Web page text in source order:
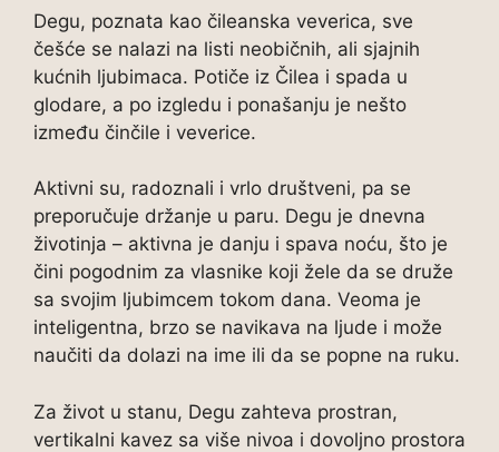
Degu, poznata kao čileanska veverica, sve
češće se nalazi na listi neobičnih, ali sjajnih
kućnih ljubimaca. Potiče iz Čilea i spada u
glodare, a po izgledu i ponašanju je nešto
između činčile i veverice.
Aktivni su, radoznali i vrlo društveni, pa se
preporučuje držanje u paru. Degu je dnevna
životinja – aktivna je danju i spava noću, što je
čini pogodnim za vlasnike koji žele da se druže
sa svojim ljubimcem tokom dana. Veoma je
inteligentna, brzo se navikava na ljude i može
naučiti da dolazi na ime ili da se popne na ruku.
Za život u stanu, Degu zahteva prostran,
vertikalni kavez sa više nivoa i dovoljno prostora